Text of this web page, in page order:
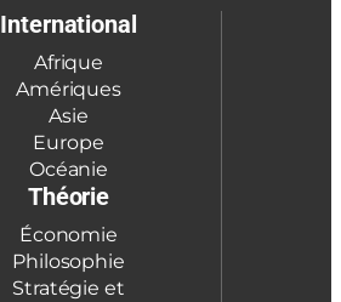
International
Afrique
Amériques
Asie
Europe
Océanie
Théorie
Économie
Philosophie
Stratégie et